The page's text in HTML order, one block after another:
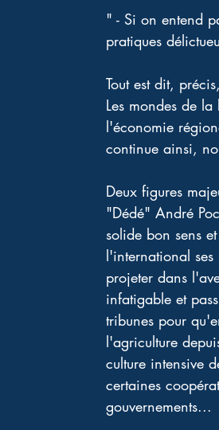
" - Si on entend
pratiques
Tout est dit,
Les mondes de
l'économie
continue ainsi,
Deux figures
"Dédé" André
solide bon sens
l'international
projeter dans
infatigable et
tribunes pour
l'agriculture
culture intensive
certaines
gouvernements...